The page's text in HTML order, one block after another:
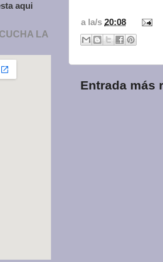
a la/s 20:08
Entrada más
aqui
LA